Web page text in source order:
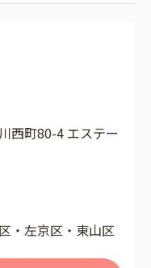
西町80-4 エステー
・左京区・東山区